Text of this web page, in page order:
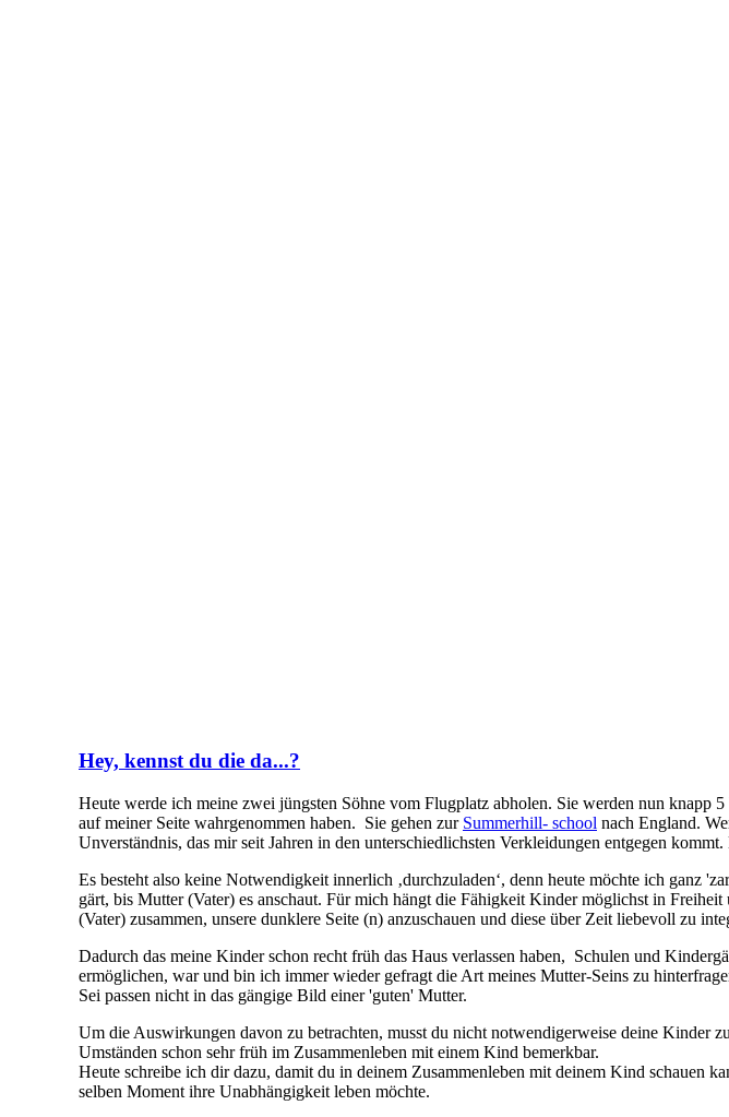
Hey, kennst du die da...?
Heute werde ich meine zwei jüngsten Söhne vom Flugplatz abholen. Sie werden nun knapp
auf meiner Seite wahrgenommen haben. Sie gehen zur Summerhill- school nach England.
Unverständnis, das mir seit Jahren in den unterschiedlichsten Verkleidungen entgegen
Es besteht also keine Notwendigkeit innerlich ‚durchzuladen‘, denn heute möchte ich ganz
gärt, bis Mutter (Vater) es anschaut. Für mich hängt die Fähigkeit Kinder möglichst in
(Vater) zusammen, unsere dunklere Seite (n) anzuschauen und diese über Zeit liebevoll zu
Dadurch das meine Kinder schon recht früh das Haus verlassen haben, Schulen und
ermöglichen, war und bin ich immer wieder gefragt die Art meines Mutter-Seins zu
Sei passen nicht in das gängige Bild einer 'guten' Mutter.
Um die Auswirkungen davon zu betrachten, musst du nicht notwendigerweise deine Kinder
Umständen schon sehr früh im Zusammenleben mit einem Kind bemerkbar.
Heute schreibe ich dir dazu, damit du in deinem Zusammenleben mit deinem Kind schauen
selben Moment ihre Unabhängigkeit leben möchte.